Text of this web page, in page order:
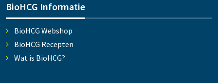
BioHCG Informatie
BioHCG Webshop
BioHCG Recepten
Wat is BioHCG?